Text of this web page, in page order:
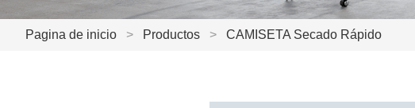
Pagina de inicio > Productos > CAMISETA Secado Rápido